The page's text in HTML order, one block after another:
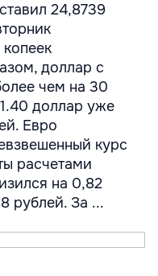
24,8739
доллар с
чем на 30
доллар уже
Евро
курс
расчетами
на 0,82
рублей. За ...